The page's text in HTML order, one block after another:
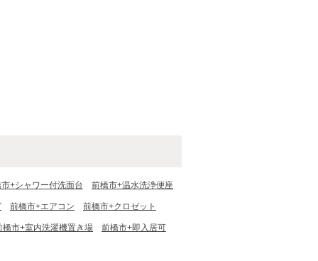
+シャワー付洗面台 前橋市+温水洗浄便座
前橋市+エアコン 前橋市+クロゼット
橋市+室内洗濯機置き場 前橋市+即入居可